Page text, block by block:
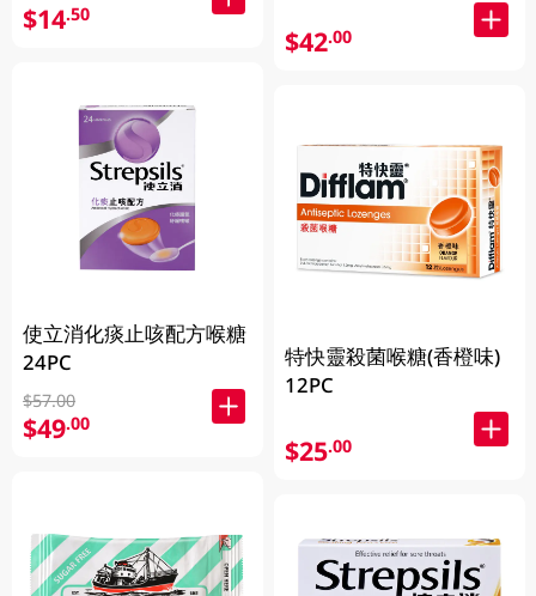
$14.50
使立消化痰止咳配方喉糖
24PC
$57.00
$49.00
$42.00
特快靈殺菌喉糖(香橙味)
12PC
$25.00